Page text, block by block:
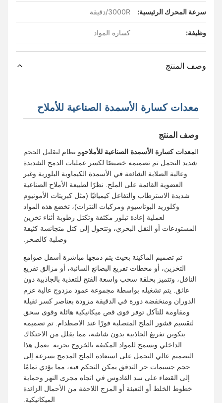
سرعة المحرك الرئيسية: 3000R/دقيقة
وظيفة: كسارة المواد
وصف المنتج
معدات كسارة الأسمدة الصناعية للأملاح
وصف المنتج
معدات كسارة الأسمدة الصناعية للأملاحهو نظام لتقليل الحجم
شديد التحمل تم تصميمه خصيصًا لكسر عمليات الدمج الشديدة
وعالية الصلابة الشائعة في الأسمدة الكيماوية البلورية وغير
العضوية القائمة على الملح. نظرًا لطبيعة الأملاح الصناعية
شديدة الاسترطاب والتفاعل كيميائيًا (مثل كبريتات الأمونيوم
وكلوريد البوتاسيوم ومركبات النترات)، تخضع هذه المواد
لعملية إعادة تبلور مكثفة وتكتل رطوبة أثناء تخزين
المستودعات أو النقل البحري، وتتحول إلى كتل متجانسة كثيفة
وصلبة كالصخر.
تم تصميم الماكينة بحيث يتم دمجها مباشرة أسفل صوامع
التخزين، أو محطات تفريغ البضائع السائبة، أو مزالق تفريغ
الناقل، وتتميز بحلقة سحب واسعة الفتح للتغذية بالجاذبية دون
عائق. يتم تشغيله بواسطة مجموعة عمود مزدوج عالية عزم
الدوران ومنخفضة دورة في الدقيقة مزودة بعناصر كسر ثقيلة
ومقاومة للتآكل توفر قوى قص ميكانيكية هائلة وقوى سحق
لتقسيم قشور الملح المتصلبة فورًا عند الاصطدام. تم تصميمه
بتكوين تفريغ الجاذبية بدون شاشة، مما يقلل من الاحتكاك
الداخلي ويسمح للمواد المكيفة بالخروج بحرية. يعمل هذا
التصميم عالي التحمل على استعادة الملح المدمج بسرعة إلى
حجم جسيمات حر التدفق يمكن التحكم فيه، مما يؤدي تمامًا
إلى القضاء على سد القادوس في اتجاه مجرى النهر وحماية
خطوط الخلط أو التعبئة أو المزج اللاحقة من الأحمال الزائدة
الميكانيكية.